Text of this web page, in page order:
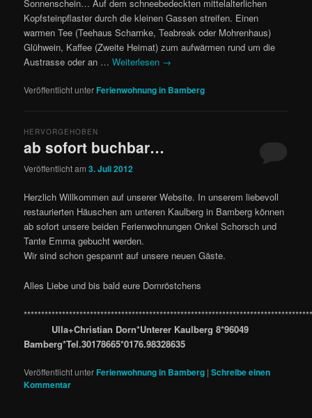
Sonnenschein… Auf dem schneebedeckten mittelalterlichen
Kopfsteinpflaster durch die kleinen Gassen streifen. Einen
warmen Tee (Teehaus Scharnke, Teabreak oder Mohrenhaus)
Glühwein, Kaffee (Zweite Heimat) zum aufwärmen rund um die
Austrasse oder an …Weiterlesen →
Veröffentlicht unter Ferienwohnung in Bamberg
ab sofort buchbar…
HERVORGEHOBEN
Veröffentlicht am3. Juli 2012
Herzlich Willkommen auf unserer Website. In unserem liebevoll
restaurierten Häuschen am unteren Kaulberg in Bamberg können
ab sofort unsere beiden Ferienwohnungen Onkel Schorsch und
Tante Emma gebucht werden.
Wir sind schon gespannt auf unsere neuen Gäste.
Alles Liebe und bis bald eure Dornröstchens
Ulla+Christian Dorn*Unterer Kaulberg 8*96049
Bamberg*Tel.30178665*0176.98328635
Veröffentlicht unter Ferienwohnung in Bamberg |Schreibe einen
Kommentar